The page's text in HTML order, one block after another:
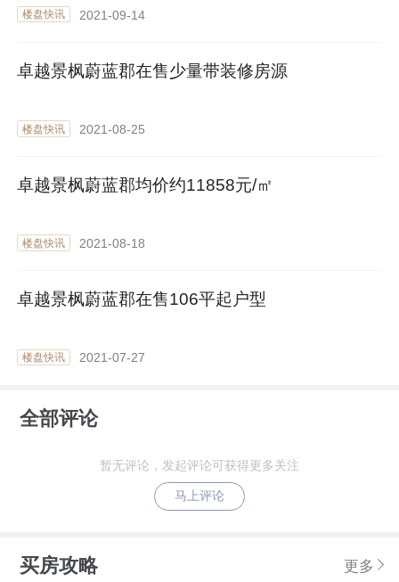
楼盘快讯 2021-09-14
卓越景枫蔚蓝郡在售少量带装修房源
楼盘快讯 2021-08-25
卓越景枫蔚蓝郡均价约11858元/㎡
楼盘快讯 2021-08-18
卓越景枫蔚蓝郡在售106平起户型
楼盘快讯 2021-07-27
全部评论
暂无评论，发起评论可获得更多关注
马上评论
买房攻略 更多